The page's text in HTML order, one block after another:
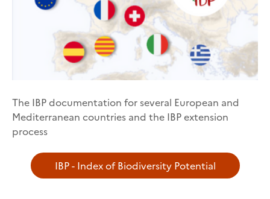
The IBP documentation for several European and
Mediterranean countries and the IBP extension
process
IBP - Index of Biodiversity Potential